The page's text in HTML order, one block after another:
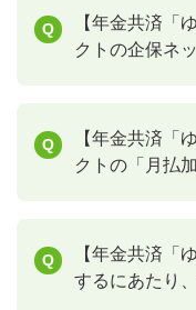
【年金共済「
クトの企保ネ
【年金共済「
クトの「月払
【年金共済「
するにあたり